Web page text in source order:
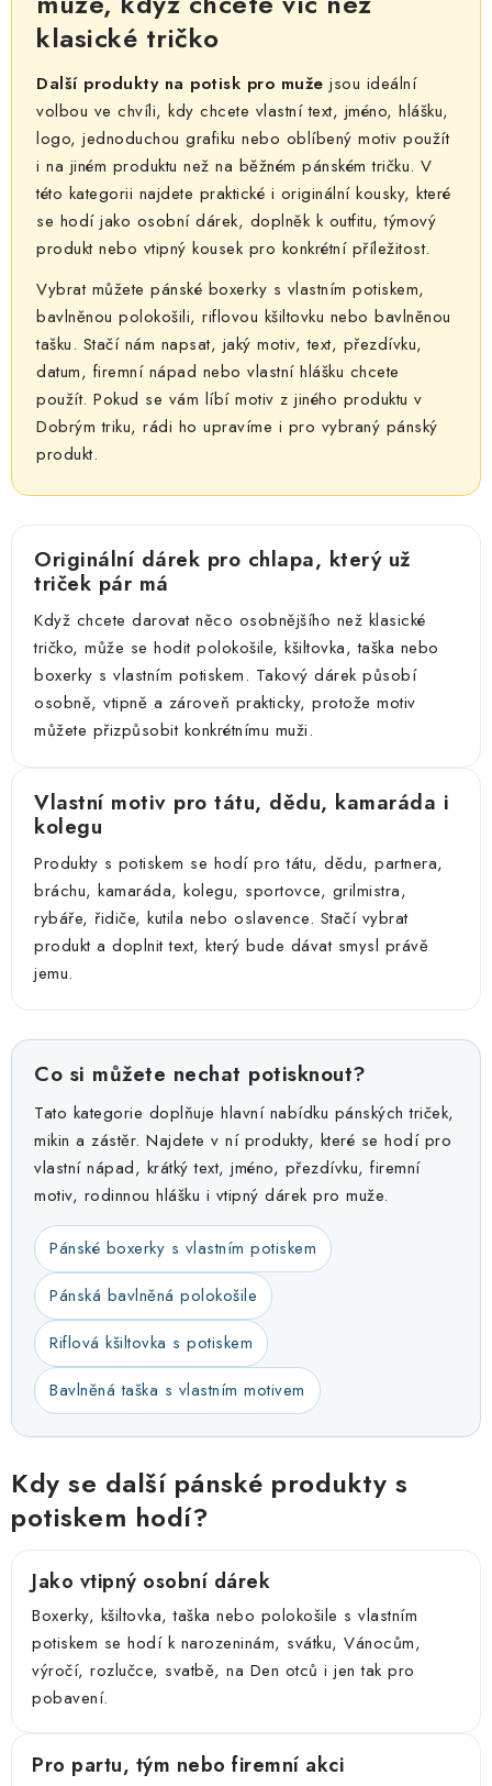
klasické tričko
Další produkty na potisk pro muže jsou ideální
volbou ve chvíli, kdy chcete vlastní text, jméno, hlášku,
logo, jednoduchou grafiku nebo oblíbený motiv použít
i na jiném produktu než na běžném pánském tričku. V
této kategorii najdete praktické i originální kousky, které
se hodí jako osobní dárek, doplněk k outfitu, týmový
produkt nebo vtipný kousek pro konkrétní příležitost.
Vybrat můžete pánské boxerky s vlastním potiskem,
bavlněnou polokošili, riflovou kšiltovku nebo bavlněnou
tašku. Stačí nám napsat, jaký motiv, text, přezdívku,
datum, firemní nápad nebo vlastní hlášku chcete
použít. Pokud se vám líbí motiv z jiného produktu v
Dobrým triku, rádi ho upravíme i pro vybraný pánský
produkt.
Originální dárek pro chlapa, který už
triček pár má
Když chcete darovat něco osobnějšího než klasické
tričko, může se hodit polokošile, kšiltovka, taška nebo
boxerky s vlastním potiskem. Takový dárek působí
osobně, vtipně a zároveň prakticky, protože motiv
můžete přizpůsobit konkrétnímu muži.
Vlastní motiv pro tátu, dědu, kamaráda i
kolegu
Produkty s potiskem se hodí pro tátu, dědu, partnera,
bráchu, kamaráda, kolegu, sportovce, grilmistra,
rybáře, řidiče, kutila nebo oslavence. Stačí vybrat
produkt a doplnit text, který bude dávat smysl právě
jemu.
Co si můžete nechat potisknout?
Tato kategorie doplňuje hlavní nabídku pánských triček,
mikin a zástěr. Najdete v ní produkty, které se hodí pro
vlastní nápad, krátký text, jméno, přezdívku, firemní
motiv, rodinnou hlášku i vtipný dárek pro muže.
Pánské boxerky s vlastním potiskem
Pánská bavlněná polokošile
Riflová kšiltovka s potiskem
Bavlněná taška s vlastním motivem
Kdy se další pánské produkty s
potiskem hodí?
Jako vtipný osobní dárek
Boxerky, kšiltovka, taška nebo polokošile s vlastním
potiskem se hodí k narozeninám, svátku, Vánocům,
výročí, rozlučce, svatbě, na Den otců i jen tak pro
pobavení.
Pro partu, tým nebo firemní akci